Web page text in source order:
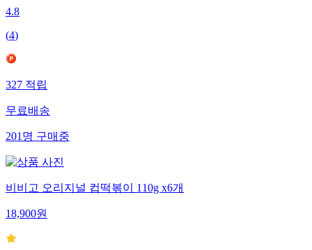
4.8
(4)
327적립
무료배송
201명구매중
비비고 오리지널 컵떡볶이 110g x6개
18,900원